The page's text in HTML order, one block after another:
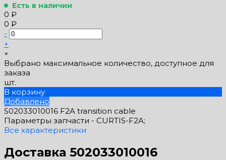
Есть в наличии
0 ₽
0 ₽
-
+
×
Выбрано максимальное количество, доступное для
заказа
шт.
В корзину
Добавлено
502033010016 F2A transition cable
Параметры запчасти - CURTIS-F2A;
Все характеристики
Доставка 502033010016